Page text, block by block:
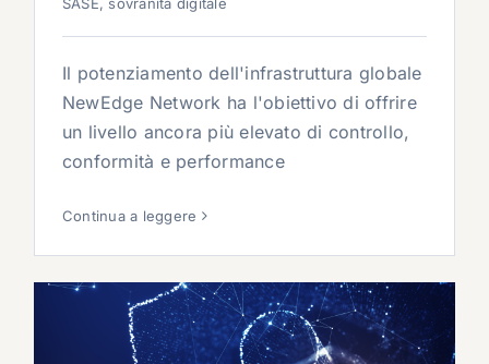
Il potenziamento dell'infrastruttura globale
NewEdge Network ha l'obiettivo di offrire
un livello ancora più elevato di controllo,
conformità e performance
Continua a leggere